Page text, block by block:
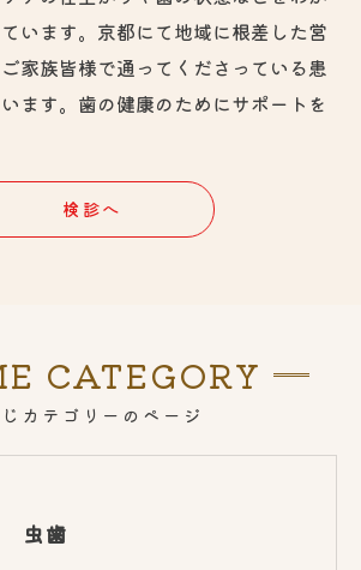
います。京都にて地域に根差した営
家族皆様で通ってくださっている患
ます。歯の健康のためにサポートを
検診へ
カテゴリーのページ
CATEGORY
虫歯